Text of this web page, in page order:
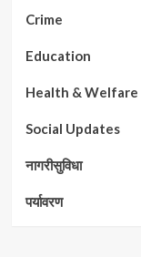
Crime
Education
Health & Welfare
Social Updates
नागरीसुविधा
पर्यावरण